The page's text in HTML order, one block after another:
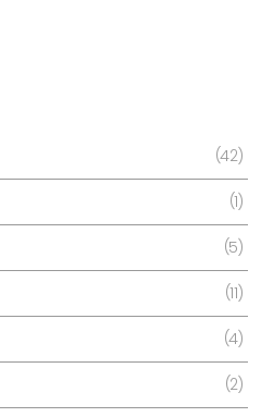
42
1
5
11
4
2